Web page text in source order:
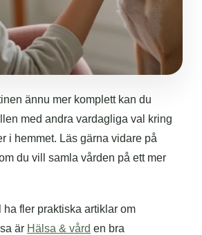
ännu mer komplett kan du
med andra vardagliga val kring
i hemmet. Läs gärna vidare på
du vill samla vården på ett mer
ha fler praktiska artiklar om
är Hälsa & vård en bra